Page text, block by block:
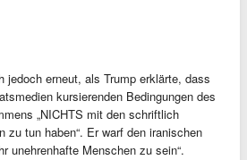
jedoch erneut, als Trump erklärte, dass
kursierenden Bedingungen des
„NICHTS mit den schriftlich
zu tun haben“. Er warf den iranischen
unehrenhafte Menschen zu sein“.